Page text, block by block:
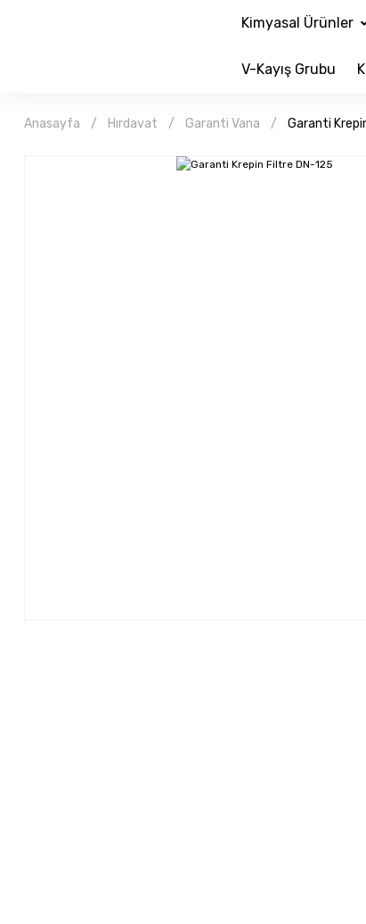
Kimyasal Ürünler
V-Kayış Grubu
Anasayfa Hırdavat Garanti Vana Garanti